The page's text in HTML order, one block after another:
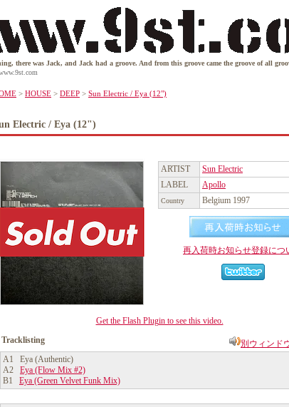
was Jack, and Jack had a groove. And from this groove came the groove of all
> HOUSE > DEEP > Sun Electric / Eya (12")
Electric / Eya (12")
ARTIST
Sun Electric
LABEL
Apollo
Country Belgium 1997
再入荷時お知らせ登録につ
Get the Flash Plugin to see this video.
Tracklisting
別ウィンド
A1 Eya (Authentic)
A2 Eya (Flow Mix #2)
B1 Eya (Green Velvet Funk Mix)